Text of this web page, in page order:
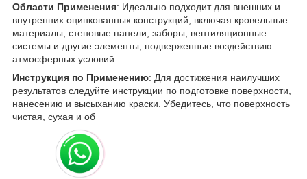
Области Применения: Идеально подходит для внешних и
внутренних оцинкованных конструкций, включая кровельные
материалы, стеновые панели, заборы, вентиляционные
системы и другие элементы, подверженные воздействию
атмосферных условий.
Инструкция по Применению: Для достижения наилучших
результатов следуйте инструкции по подготовке поверхности,
нанесению и высыханию краски. Убедитесь, что поверхность
чистая, сухая и об